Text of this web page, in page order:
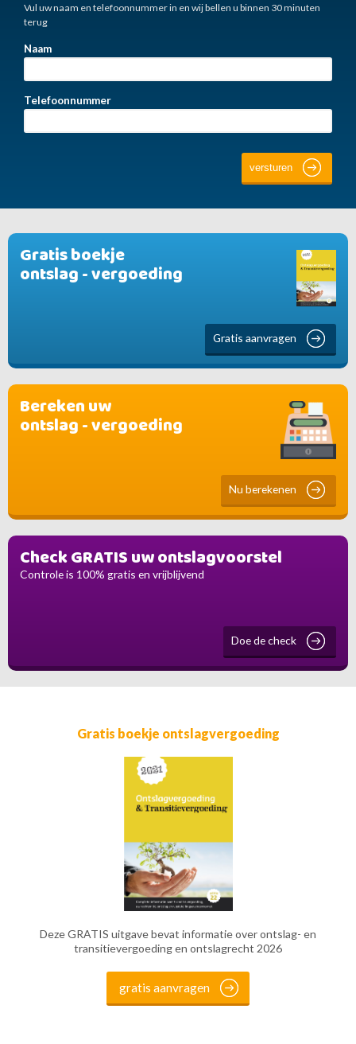
Gratis boekje
ontslag - vergoeding
Gratis aanvragen
Bereken uw
ontslag - vergoeding
Nu berekenen
Check GRATIS uw ontslagvoorstel
Controle is 100% gratis en vrijblijvend
Doe de check
Vul uw naam en telefoonnummer in en wij bellen u binnen 30 minuten
terug
Naam
Telefoonnummer
Gratis boekje ontslagvergoeding
Deze GRATIS uitgave bevat informatie over ontslag- en
transitievergoeding en ontslagrecht 2026
gratis aanvragen